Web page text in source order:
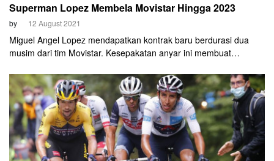
Superman Lopez Membela Movistar Hingga 2023
by 12 August 2021
Miguel Angel Lopez mendapatkan kontrak baru berdurasi dua
musim dari tim Movistar. Kesepakatan anyar ini membuat
Spanyol hingga 2023